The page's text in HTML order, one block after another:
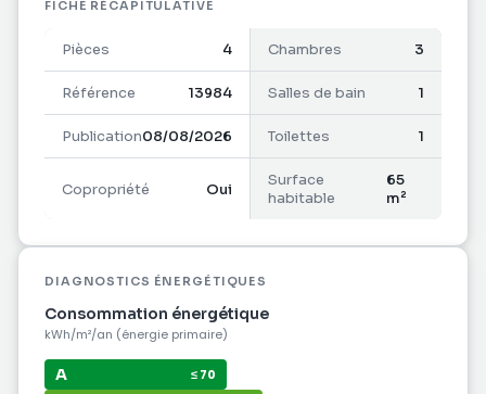
rangement dont une climatisées et l'autre équipée
de brasseurs d'air. Un box pouvant accueillir un
véhicule.
L'appartement à été rénové en 2022.
Idéal pour un investissement locatif en colocation
avec la proximité des écoles, lycée et université.
Contactez nous pour programmer votre visite au
0590. 38. 10. 88.
FICHE RÉCAPITULATIVE
Pièces 4 Chambres 3
Référence 13984 Salles de bain 1
Publication08/08/2026 Toilettes 1
Copropriété Oui
Surface
habitable
65
m²
DIAGNOSTICS ÉNERGÉTIQUES
Consommation énergétique
kWh/m²/an (énergie primaire)
A ≤ 70